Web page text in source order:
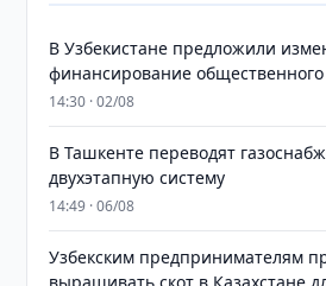
В Узбекистане предложили
финансирование
14:30 · 02/08
В Ташкенте переводят
двухэтапную систему
14:49 · 06/08
Узбекским предпринимателям